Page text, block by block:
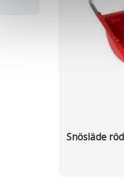
till de sociala medier
med annan
Snösläde